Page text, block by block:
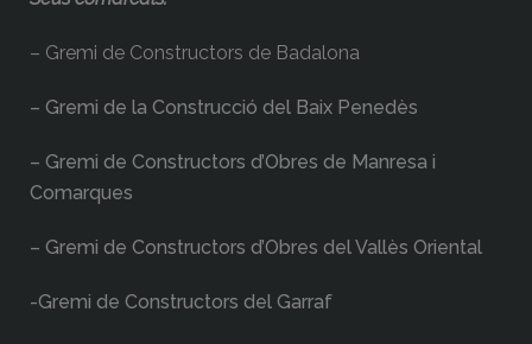
– Gremi de Constructors de Badalona
– Gremi de la Construcció del Baix Penedès
– Gremi de Constructors d’Obres de Manresa i
Comarques
– Gremi de Constructors d’Obres del Vallès Oriental
-Gremi de Constructors del Garraf